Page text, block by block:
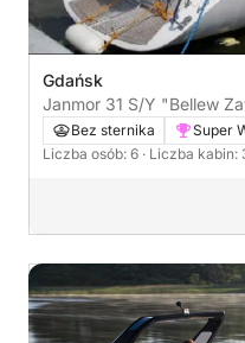
Gdańsk
Janmor 31 S/Y "Bellew
Bez sternika Super
Liczba osób: 6 · Liczba kabin: